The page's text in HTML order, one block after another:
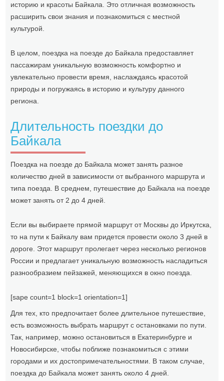
историю и красоты Байкала. Это отличная возможность
расширить свои знания и познакомиться с местной
культурой.
В целом, поездка на поезде до Байкала предоставляет
пассажирам уникальную возможность комфортно и
увлекательно провести время, наслаждаясь красотой
природы и погружаясь в историю и культуру данного
региона.
Длительность поездки до
Байкала
Поездка на поезде до Байкала может занять разное
количество дней в зависимости от выбранного маршрута и
типа поезда. В среднем, путешествие до Байкала на поезде
может занять от 2 до 4 дней.
Если вы выбираете прямой маршрут от Москвы до Иркутска,
то на пути к Байкалу вам придется провести около 3 дней в
дороге. Этот маршрут пролегает через несколько регионов
России и предлагает уникальную возможность насладиться
разнообразием пейзажей, меняющихся в окно поезда.
[sape count=1 block=1 orientation=1]
Для тех, кто предпочитает более длительное путешествие,
есть возможность выбрать маршрут с остановками по пути.
Так, например, можно остановиться в Екатеринбурге и
Новосибирске, чтобы поближе познакомиться с этими
городами и их достопримечательностями. В таком случае,
поездка до Байкала может занять около 4 дней.